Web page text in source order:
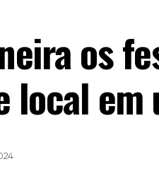
os
local em